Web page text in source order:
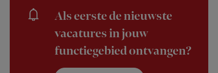
Als eerste de nieuwste
vacatures in jouw
functiegebied ontvangen?